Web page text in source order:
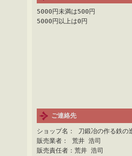
5000円未満は500円
5000円以上は0円
ご連絡先
ショップ名： 刀鍛冶の作る鉄
販売業者： 荒井 浩司
販売責任者：荒井 浩司